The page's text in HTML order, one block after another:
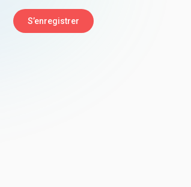
S’enregistrer